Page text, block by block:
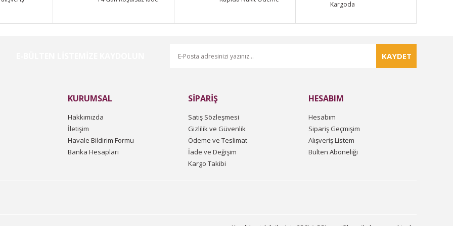
Kargoda
KAYDET
KURUMSAL
Hakkımızda
İletişim
Havale Bildirim Formu
Banka Hesapları
SİPARİŞ
Satış Sözleşmesi
Gizlilik ve Güvenlik
Ödeme ve Teslimat
İade ve Değişim
Kargo Takibi
HESABIM
Hesabım
Sipariş Geçmişim
Alışveriş Listem
Bülten Aboneliği